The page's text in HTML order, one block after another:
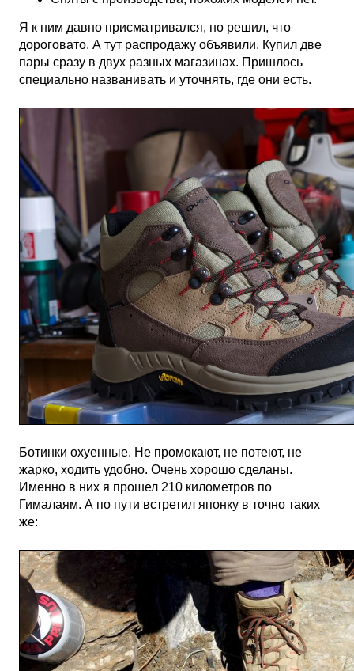
Я к ним давно присматривался, но решил, что
дороговато. А тут распродажу объявили. Купил две
пары сразу в двух разных магазинах. Пришлось
специально названивать и уточнять, где они есть.
Ботинки охуенные. Не промокают, не потеют, не
жарко, ходить удобно. Очень хорошо сделаны.
Именно в них я прошел 210 километров по
Гималаям. А по пути встретил японку в точно таких
же: